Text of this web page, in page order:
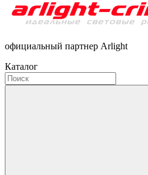
официальный партнер Arlight
Каталог